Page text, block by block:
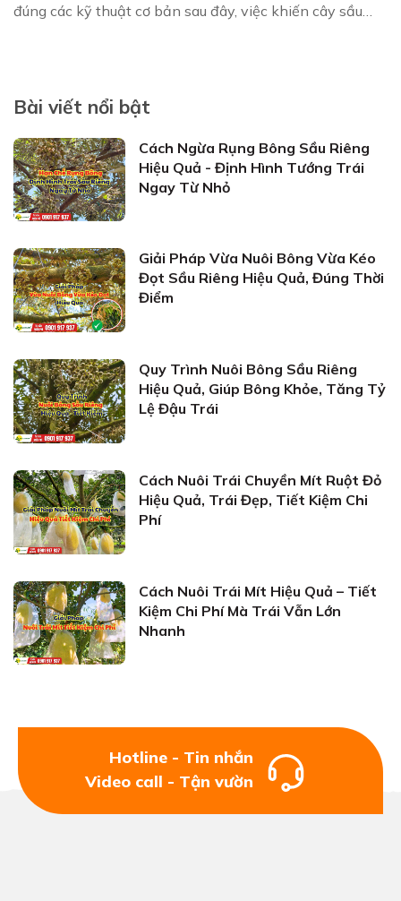
đúng các kỹ thuật cơ bản sau đây, việc khiến cây sầu
Bài viết nổi bật
Cách Ngừa Rụng Bông Sầu Riêng
Hiệu Quả - Định Hình Tướng Trái
Ngay Từ Nhỏ
Giải Pháp Vừa Nuôi Bông Vừa Kéo
Đọt Sầu Riêng Hiệu Quả, Đúng Thời
Điểm
Quy Trình Nuôi Bông Sầu Riêng
Hiệu Quả, Giúp Bông Khỏe, Tăng Tỷ
Lệ Đậu Trái
Cách Nuôi Trái Chuyền Mít Ruột Đỏ
Hiệu Quả, Trái Đẹp, Tiết Kiệm Chi
Phí
Cách Nuôi Trái Mít Hiệu Quả – Tiết
Kiệm Chi Phí Mà Trái Vẫn Lớn
Nhanh
Hotline - Tin nhắn
Video call - Tận vườn